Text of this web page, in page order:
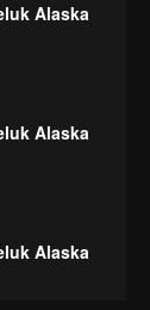
Alaska
Alaska
Alaska